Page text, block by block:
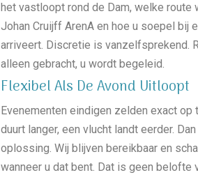
het vastloopt rond de Dam, welke route
Johan Cruijff ArenA en hoe u soepel bij
arriveert. Discretie is vanzelfsprekend.
alleen gebracht, u wordt begeleid.
Flexibel Als De Avond Uitloopt
Evenementen eindigen zelden exact
duurt langer, een vlucht landt eerder.
oplossing. Wij blijven bereikbaar en
wanneer u dat bent. Dat is geen belofte